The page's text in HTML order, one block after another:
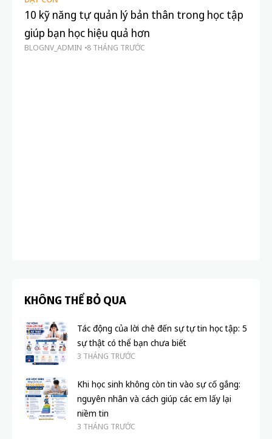
10 kỹ năng tự quản lý bản thân trong học tập
giúp bạn học hiệu quả hơn
BLOGNV_ADMIN 8 THÁNG TRƯỚC
KHÔNG THỂ BỎ QUA
Tác động của lời chê đến sự tự tin học tập: 5
sự thật có thể bạn chưa biết
3 THÁNG TRƯỚC
Khi học sinh không còn tin vào sự cố gắng:
nguyên nhân và cách giúp các em lấy lại
niềm tin
3 THÁNG TRƯỚC